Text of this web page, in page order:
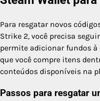
Para resgatar novos
Strike 2, você precisa
permite adicionar fundos
que você compre itens
conteúdos disponíveis na
Passos para resgatar